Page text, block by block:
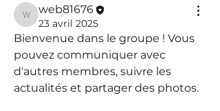
web81676
web81676
23 avril 2025
Bienvenue dans le groupe ! Vous
pouvez communiquer avec
d'autres membres, suivre les
actualités et partager des photos.